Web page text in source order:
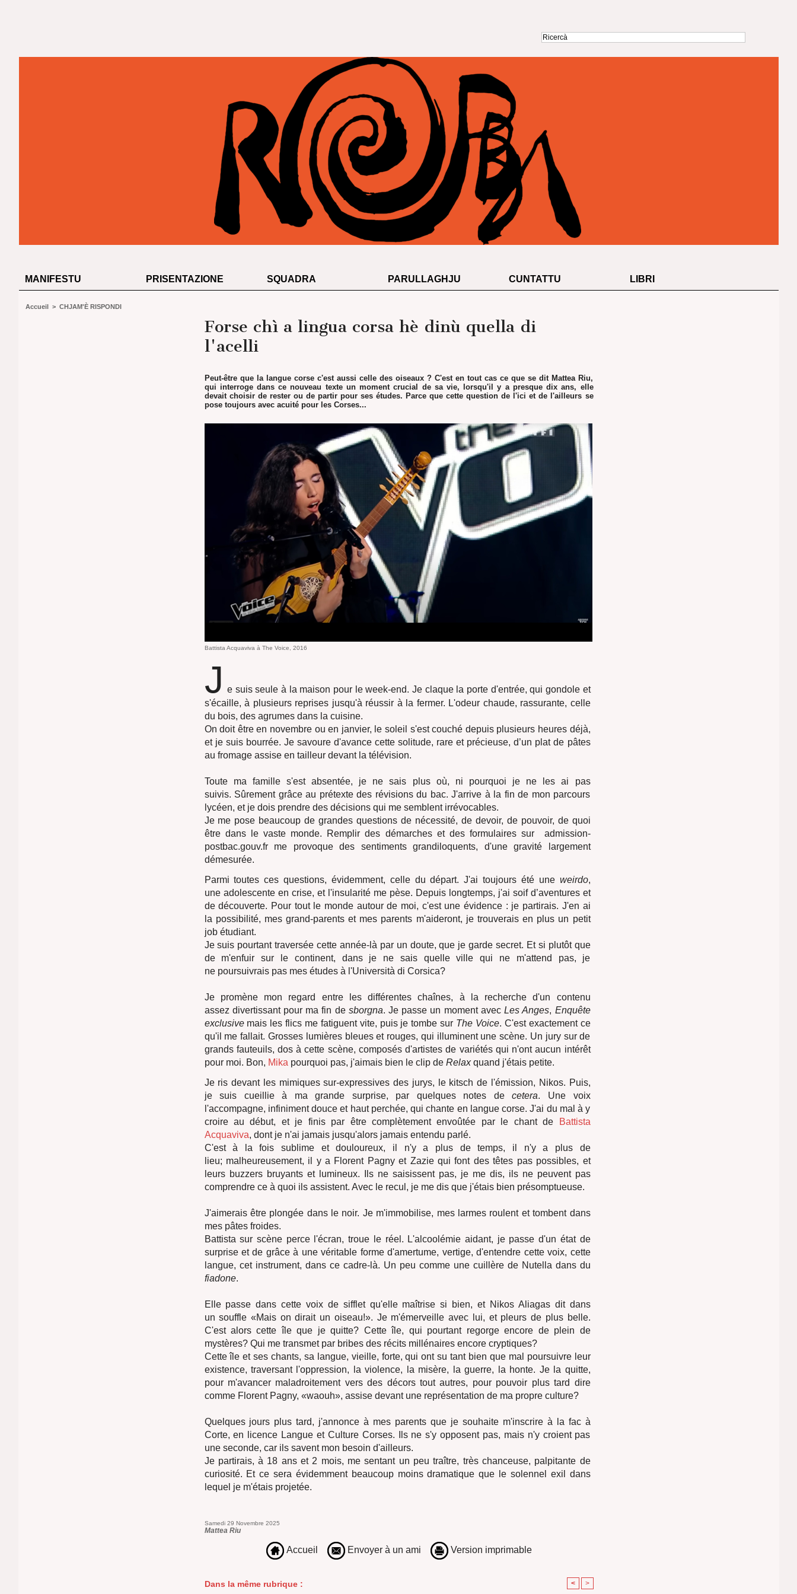
MANIFESTU PRISENTAZIONE SQUADRA PARULLAGHJU CUNTATTU LIBRI
Accueil > CHJAM'È RISPONDI
Forse chì a lingua corsa hè dinù quella di
l'acelli
Peut-être que la langue corse c'est aussi celle des oiseaux ? C'est en tout cas ce que se dit Mattea Riu,
qui interroge dans ce nouveau texte un moment crucial de sa vie, lorsqu'il y a presque dix ans, elle
devait choisir de rester ou de partir pour ses études. Parce que cette question de l'ici et de l'ailleurs se
pose toujours avec acuité pour les Corses...
Battista Acquaviva à The Voice, 2016
J e suis seule à la maison pour le week-end. Je claque la porte d'entrée, qui gondole et
s'écaille, à plusieurs reprises jusqu'à réussir à la fermer. L'odeur chaude, rassurante, celle
du bois, des agrumes dans la cuisine.
On doit être en novembre ou en janvier, le soleil s'est couché depuis plusieurs heures déjà,
et je suis bourrée. Je savoure d'avance cette solitude, rare et précieuse, d’un plat de pâtes
au fromage assise en tailleur devant la télévision.
Toute ma famille s'est absentée, je ne sais plus où, ni pourquoi je ne les ai pas
suivis. Sûrement grâce au prétexte des révisions du bac. J'arrive à la fin de mon parcours
lycéen, et je dois prendre des décisions qui me semblent irrévocables.
Je me pose beaucoup de grandes questions de nécessité, de devoir, de pouvoir, de quoi
être dans le vaste monde. Remplir des démarches et des formulaires sur admission-
postbac.gouv.fr me provoque des sentiments grandiloquents, d'une gravité largement
démesurée.
Parmi toutes ces questions, évidemment, celle du départ. J'ai toujours été une weirdo,
une adolescente en crise, et l'insularité me pèse. Depuis longtemps, j'ai soif d’aventures et
de découverte. Pour tout le monde autour de moi, c'est une évidence : je partirais. J'en ai
la possibilité, mes grand-parents et mes parents m'aideront, je trouverais en plus un petit
job étudiant.
Je suis pourtant traversée cette année-là par un doute, que je garde secret. Et si plutôt que
de m'enfuir sur le continent, dans je ne sais quelle ville qui ne m'attend pas, je
ne poursuivrais pas mes études à l'Università di Corsica?
Je promène mon regard entre les différentes chaînes, à la recherche d'un contenu
assez divertissant pour ma fin de sborgna. Je passe un moment avecLes Anges, Enquête
exclusivemais les flics me fatiguent vite, puis je tombe sur The Voice. C'est exactement ce
qu'il me fallait. Grosses lumières bleues et rouges, qui illuminent une scène. Un jury sur de
grands fauteuils, dos à cette scène, composés d'artistes de variétés qui n'ont aucun intérêt
pour moi. Bon, Mika pourquoi pas, j'aimais bien le clip deRelaxquand j'étais petite.
Je ris devant les mimiques sur-expressives des jurys, le kitsch de l'émission, Nikos. Puis,
je suis cueillie à ma grande surprise, par quelques notes decetera. Une voix
l'accompagne, infiniment douce et haut perchée, qui chante en langue corse. J'ai du mal à y
croire au début, et je finis par être complètement envoûtée par le chant de
Battista
Acquaviva, dont je n'ai jamais jusqu'alors jamais entendu parlé.
C'est à la fois sublime et douloureux, il n'y a plus de temps, il n'y a plus de
lieu; malheureusement, il y a Florent Pagny et Zazie qui font des têtes pas possibles, et
leurs buzzers bruyants et lumineux. Ils ne saisissent pas, je me dis, ils ne peuvent pas
comprendre ce à quoi ils assistent. Avec le recul, je me dis que j'étais bien présomptueuse.
J'aimerais être plongée dans le noir. Je m'immobilise, mes larmes roulent et tombent dans
mes pâtes froides.
Battista sur scène perce l'écran, troue le réel. L'alcoolémie aidant, je passe d'un état de
surprise et de grâce à une véritable forme d'amertume, vertige, d'entendre cette voix, cette
langue, cet instrument, dans ce cadre-là. Un peu comme une cuillère de Nutella dans du
fiadone.
Elle passe dans cette voix de sifflet qu'elle maîtrise si bien, et Nikos Aliagas dit dans
un souffle «Mais on dirait un oiseau!». Je m'émerveille avec lui, et pleurs de plus belle.
C'est alors cette île que je quitte? Cette île, qui pourtant regorge encore de plein de
mystères? Qui me transmet par bribes des récits millénaires encore cryptiques?
Cette île et ses chants, sa langue, vieille, forte, qui ont su tant bien que mal poursuivre leur
existence, traversant l'oppression, la violence, la misère, la guerre, la honte. Je la quitte,
pour m'avancer maladroitement vers des décors tout autres, pour pouvoir plus tard dire
comme Florent Pagny, «waouh», assise devant une représentation de ma propre culture?
Quelques jours plus tard, j'annonce à mes parents que je souhaite m'inscrire à la fac à
Corte, en licence Langue et Culture Corses. Ils ne s'y opposent pas, mais n'y croient pas
une seconde, car ils savent mon besoin d'ailleurs.
Je partirais, à 18 ans et 2 mois, me sentant un peu traître, très chanceuse, palpitante de
curiosité. Et ce sera évidemment beaucoup moins dramatique que le solennel exil dans
lequel je m'étais projetée.
Samedi 29 Novembre 2025
Mattea Riu
Accueil Envoyer à un ami Version imprimable
Dans la même rubrique : < >